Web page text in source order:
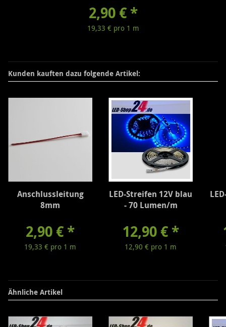
2,90 € *
19,33 € pro 1 m
Kunden kauften dazu folgende Artikel:
Anschlussleitung
8mm
2,90 € *
19,33 € pro 1 m
LED-Streifen 12V blau
- 70 Lumen/m
12,90 € *
12,90 € pro 1 m
Ähnliche Artikel